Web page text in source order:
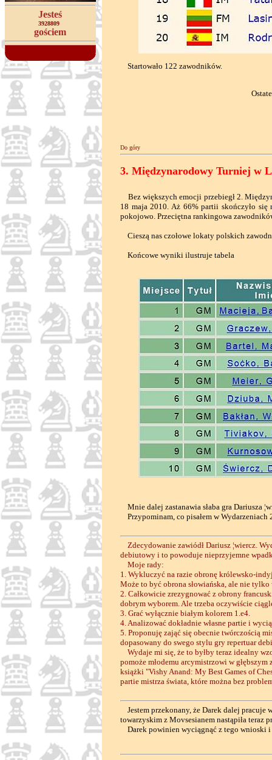
Jesteś
3928809
gościem
Startowało 122 zawodników.
Do góry
3. Międzynarodowy Turniej w
Bez większych emocji przebiegł 2.
18 maja 2010. Aż 66% partii skończyło się
pokojowo. Przeciętna rankingowa
Cieszą nas czołowe lokaty polskich
Końcowe wyniki ilustruje tabela
Mnie dalej zastanawia słaba gra Dariusza
Przypominam, co pisałem w
Zdecydowanie zawiódł Dariusz ¦wiercz.
debiutowy i to powoduje nieprzyjemne
Moje rady:
1. Wykluczyć na razie obronę królewsko-
Może to być obrona słowiańska, ale nie tylko
2. Całkowicie zrezygnować z obrony
dobrym wyborem. Ale trzeba oczywiście
3. Grać wyłącznie białym kolorem 1.e4.
4. Analizować dokładnie własne partie i
5. Proponuję zająć się obecnie twórczością
dopasowany do swego stylu gry repertuar
Wydaje mi się, że to byłby teraz idealny
pomoże młodemu arcymistrzowi w
książki "Vishy Anand: My Best Games of
partie mistrza świata, które można bez
Jestem przekonany, że Darek dalej pracuje
towarzyskim z Movsesianem nastąpiła teraz
Darek powinien wyciągnąć z tego wnioski